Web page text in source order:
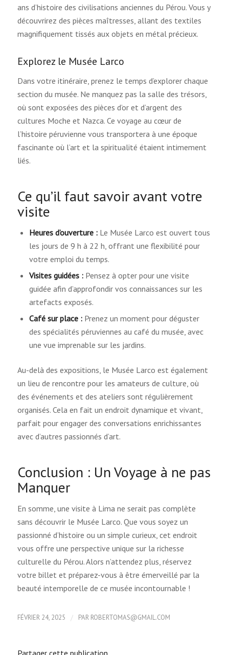
ans d’histoire des civilisations anciennes du Pérou. Vous y
découvrirez des pièces maîtresses, allant des textiles
magnifiquement tissés aux objets en métal précieux.
Explorez le Musée Larco
Dans votre itinéraire, prenez le temps d’explorer chaque
section du musée. Ne manquez pas la salle des trésors,
où sont exposées des pièces d’or et d’argent des
cultures Moche et Nazca. Ce voyage au cœur de
l’histoire péruvienne vous transportera à une époque
fascinante où l’art et la spiritualité étaient intimement
liés.
Ce qu’il faut savoir avant votre
visite
Heures d’ouverture :Le Musée Larco est ouvert tous
les jours de 9 h à 22 h, offrant une flexibilité pour
votre emploi du temps.
Visites guidées :Pensez à opter pour une visite
guidée afin d’approfondir vos connaissances sur les
artefacts exposés.
Café sur place :Prenez un moment pour déguster
des spécialités péruviennes au café du musée, avec
une vue imprenable sur les jardins.
Au-delà des expositions, le Musée Larco est également
un lieu de rencontre pour les amateurs de culture, où
des événements et des ateliers sont régulièrement
organisés. Cela en fait un endroit dynamique et vivant,
parfait pour engager des conversations enrichissantes
avec d’autres passionnés d’art.
Conclusion : Un Voyage à ne pas
Manquer
En somme, une visite à Lima ne serait pas complète
sans découvrir le Musée Larco. Que vous soyez un
passionné d’histoire ou un simple curieux, cet endroit
vous offre une perspective unique sur la richesse
culturelle du Pérou. Alors n’attendez plus, réservez
votre billet et préparez-vous à être émerveillé par la
beauté intemporelle de ce musée incontournable !
FÉVRIER 24, 2025 / PAR ROBERTOMAS@GMAIL.COM
Partager cette publication